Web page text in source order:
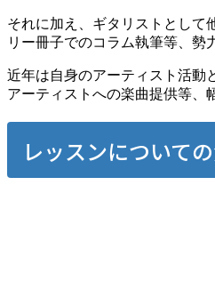
それに加え、ギタリストとして
リー冊子でのコラム執筆等、勢
近年は自身のアーティスト活動
アーティストへの楽曲提供等、
レッスンについて